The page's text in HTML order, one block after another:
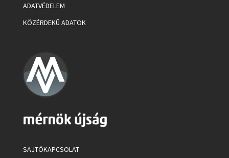
ADATVÉDELEM
KÖZÉRDEKŰ ADATOK
SAJTÓKAPCSOLAT